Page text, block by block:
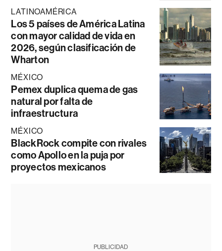
LATINOAMÉRICA
Los 5 países de América Latina
con mayor calidad de vida en
2026, según clasificación de
Wharton
MÉXICO
Pemex duplica quema de gas
natural por falta de
infraestructura
MÉXICO
BlackRock compite con rivales
como Apollo en la puja por
proyectos mexicanos
PUBLICIDAD